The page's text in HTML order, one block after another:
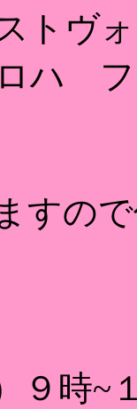
トヴ
ロハ
すの
９時~